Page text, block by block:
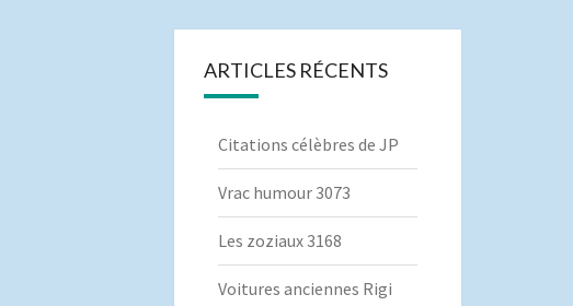
ARTICLES RÉCENTS
Citations célèbres de JP
Vrac humour 3073
Les zoziaux 3168
Voitures anciennes Rigi